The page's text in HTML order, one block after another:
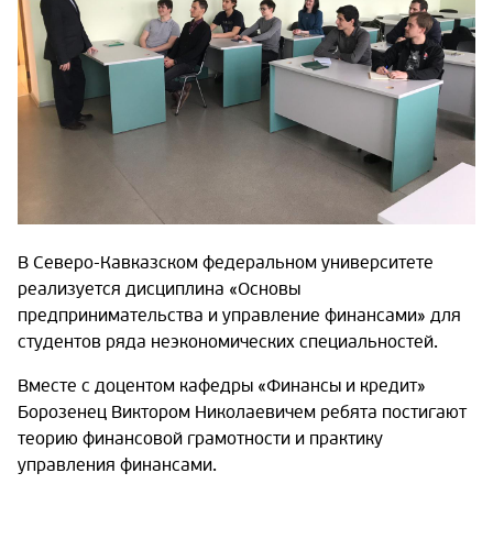
В Северо-Кавказском федеральном университете
реализуется дисциплина «Основы
предпринимательства и управление финансами» для
студентов ряда неэкономических специальностей.
Вместе с доцентом кафедры «Финансы и кредит»
Борозенец Виктором Николаевичем ребята постигают
теорию финансовой грамотности и практику
управления финансами.